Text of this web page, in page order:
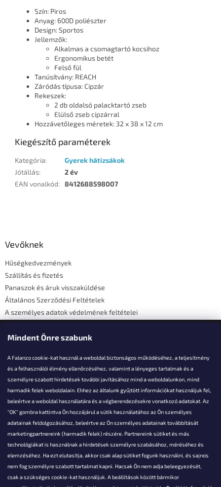
Mindent Önre szabunk
A Falanzo cookie-kat használ a weboldal biztonságos működéséhez, a teljesítmény
és a felhasználói élmény ellenőrzéséhez, valamint a lényeges tartalmak és a
személyre szabott hirdetések további javításához mind a weboldalunkon, mind
harmadik felek weboldalain. Ehhez az általunk gyűjtött információkat használjuk fel,
beleértve a weboldal használatára és a végberendezésekre vonatkozó adatokat. Az
"OK" gombra kattintva Ön hozzájárul a sütik használatához az Ön személyes
adatainak feldolgozásához, beleértve az Ön személyes adatainak továbbítását
marketingpartnereink (harmadik felek) részére. Partnereink sütiket és más
technológiákat is használnak a hirdetések személyre szabásához, méréséhez és
elemzéséhez. Ha ezt elutasítja, akkor csak alap sütiket fogunk használni, és sajnos
nem fog személyre szabott tartalmat kapni. Hacsak Ön nem adja beleegyezését,
csak a szükséges cookie-kat használjuk. A beállítások között bármikor
Szín: Piros
Anyag: 600D poliészter
Design: Sportos
Jellemzők:
Alkalmas a csomagtartó kocsihoz
Ergonomikus betét
Felső fül
Tanúsítvány: REACH
Záródás típusa: Cipzár
Rekeszek:
2 db oldalsó palacktartó zseb
Elülső zseb cipzárral
Hozzávetőleges méretek: 32 x 38 x 12 cm
Kiegészítő paraméterek
Kategória:
Gyerek hátizsákok
Jótállás:
2 év
EAN vonalkód: 8412688598007
Vevőknek
Hűségkedvezmények
Szállítás és fizetés
Panaszok és áruk visszaküldése
Általános Szerződési Feltételek
A személyes adatok védelmének feltételei
Elérhetőségi adatok
Akarsz kérdezni valamit?
info@falanzo.hu